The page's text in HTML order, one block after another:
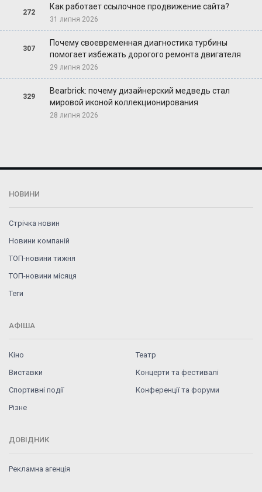
272
Как работает ссылочное продвижение сайта?
31 липня 2026
307
Почему своевременная диагностика турбины
помогает избежать дорогого ремонта двигателя
29 липня 2026
329
Bearbrick: почему дизайнерский медведь стал
мировой иконой коллекционирования
28 липня 2026
НОВИНИ
Стрічка новин
Новини компаній
ТОП-новини тижня
ТОП-новини місяця
Теги
АФІША
Кіно
Театр
Виставки
Концерти та фестивалі
Спортивні події
Конференції та форуми
Різне
ДОВІДНИК
Рекламна агенція